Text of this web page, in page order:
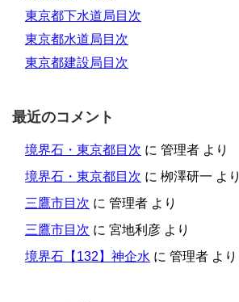
東京都下水道局目次
東京都水道局目次
東京都建設局目次
最近のコメント
境界石・東京都目次 に 管理者 より
境界石・東京都目次 に 栁澤研一 より
三鷹市目次 に 管理者 より
三鷹市目次 に 宮地利彦 より
境界石【132】神企水 に 管理者 より